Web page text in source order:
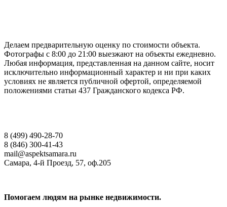
Делаем предварительную оценку по стоимости объекта.
Фотографы с 8:00 до 21:00 выезжают на объекты ежедневно.
Любая информация, представленная на данном сайте, носит
исключительно информационный характер и ни при каких
условиях не является публичной офертой, определяемой
положениями статьи 437 Гражданского кодекса РФ.
8 (499) 490-28-70
8 (846) 300-41-43
mail@aspektsamara.ru
Самара, 4-й Проезд, 57, оф.205
Помогаем людям на рынке недвижимости.